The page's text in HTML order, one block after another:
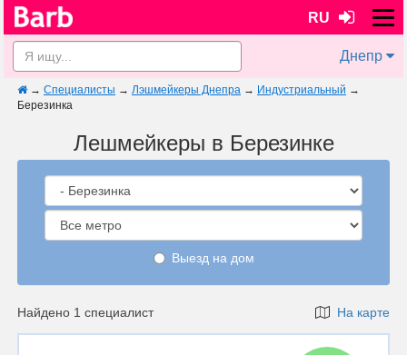
RU
Днепр
→ Специалисты → Лэшмейкеры Днепра → Индустриальный →
Березинка
Лешмейкеры в Березинке
Выезд на дом
Найдено 1 специалист На карте